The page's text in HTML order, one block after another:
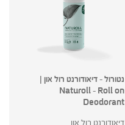
נטורול – דיאודורנט רול און |
Naturoll – Roll on
Deodorant
דיאודורנט רול און